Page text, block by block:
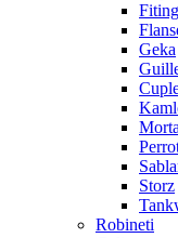
Geka
Storz
Robineti